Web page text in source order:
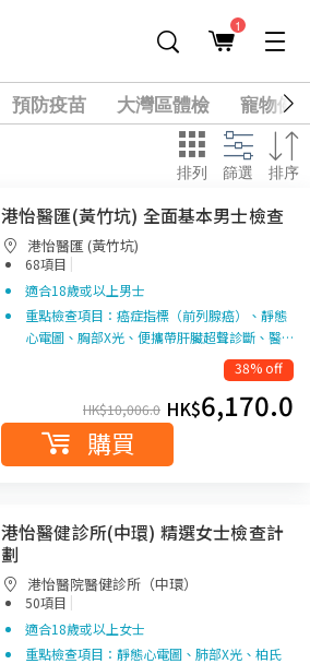
1
預防疫苗 大灣區體檢
寵物健
排列 篩選 排序
港怡醫匯(黃竹坑) 全面基本男士檢查
港怡醫匯 (黃竹坑)
68項目 |
適合18歲或以上男士
重點檢查項目：癌症指標（前列腺癌）、靜態
心電圖、胸部X光、便攜帶肝臟超聲診斷、醫…
38% off
HK$10,006.0 HK$6,170.0
購買
港怡醫健診所(中環) 精選女士檢查計
劃
港怡醫院醫健診所（中環）
50項目 |
適合18歲或以上女士
重點檢查項目：靜態心電圖、肺部X光、柏氏